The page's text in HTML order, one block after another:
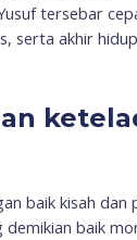
tersebar
serta akhir
baik kisah dan
demikian baik